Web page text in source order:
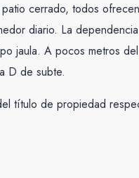
cerrado, todos
diario. La
jaula. A pocos metros
D de subte.
título de propiedad